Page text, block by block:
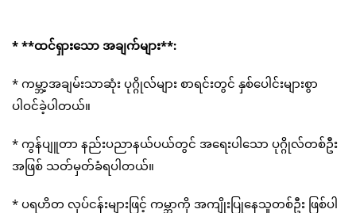
* **ထင်ရှားသော အချက်များ**:
* ကမ္ဘာ့အချမ်းသာဆုံး ပုဂ္ဂိုလ်များ စာရင်းတွင် နှစ်ပေါင်းများစွာ
ပါဝင်ခဲ့ပါတယ်။
* ကွန်ပျူတာ နည်းပညာနယ်ပယ်တွင် အရေးပါသော ပုဂ္ဂိုလ်တစ်ဦး
အဖြစ် သတ်မှတ်ခံရပါတယ်။
* ပရဟိတ လုပ်ငန်းများဖြင့် ကမ္ဘာကို အကျိုးပြုနေသူတစ်ဦး ဖြစ်ပါ